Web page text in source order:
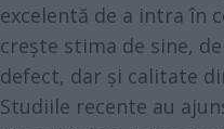
excelentă de a intra în
crește stima de sine,
defect, dar și calitate
Studiile recente au